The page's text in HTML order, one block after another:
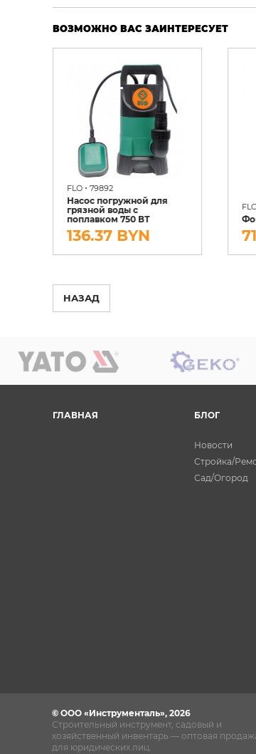
ВОЗМОЖНО ВАС ЗАИНТЕРЕСУЕТ
FLO •79892
Насос погружной для
грязной воды с
поплавком 750 ВТ
136.37 BYN
НАЗАД
ГЛАВНАЯ БЛОГ
Новости
Стройка/
Сад/Огород
© ООО «Инструменталь», 2026
Строительный инструмент, садовый и
хозяйственный инвентарь — оптовая
для юридических лиц.